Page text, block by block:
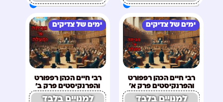
ימים של צדיקים
רבי חיים הכהן רפפורט
והפרנקיסטים פרק א'
למנויים בלבד
ימים של צדיקים
רבי חיים הכהן רפפורט
והפרנקיסטים פרק ב'
למנויים בלבד